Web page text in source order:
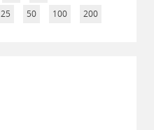
25 50 100 200